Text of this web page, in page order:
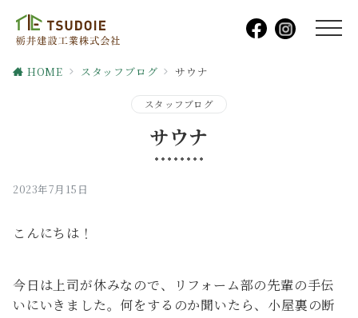
HOME スタッフブログ サウナ
スタッフブログ
サウナ
2023年7月15日
こんにちは！
今日は上司が休みなので、リフォーム部の先輩の手伝
いにいきました。何をするのか聞いたら、小屋裏の断